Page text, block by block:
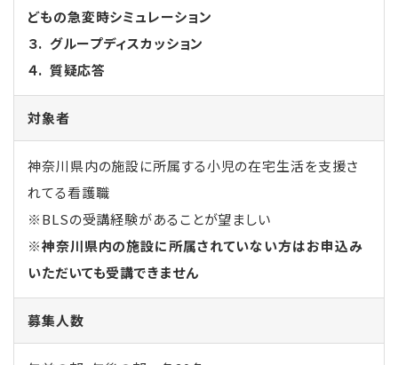
どもの急変時シミュレーション
３. グループディスカッション
４. 質疑応答
対象者
神奈川県内の施設に所属する小児の在宅生活を支援さ
れてる看護職
※BLSの受講経験があることが望ましい
※神奈川県内の施設に所属されていない方はお申込み
いただいても受講できません
募集人数